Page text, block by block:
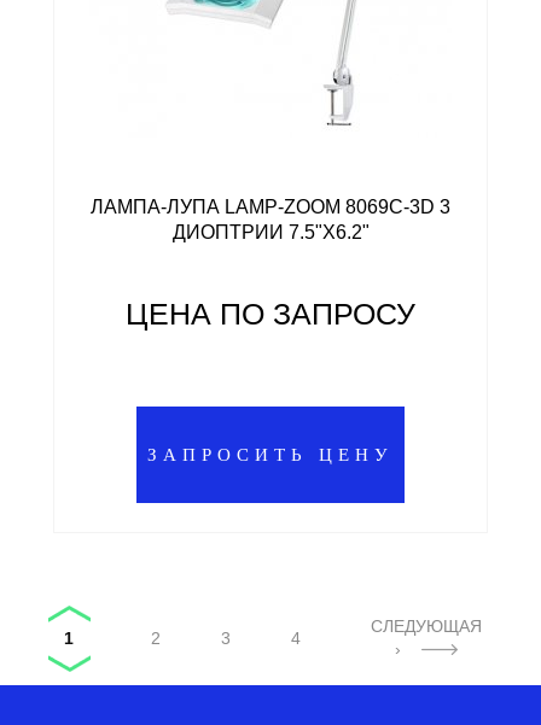
ЛАМПА-ЛУПА LAMP-ZOOM 8069С-3D 3
ДИОПТРИИ 7.5"X6.2"
ЦЕНА ПО ЗАПРОСУ
ЗАПРОСИТЬ ЦЕНУ
1 2 3 4
СЛЕДУЮЩАЯ
›